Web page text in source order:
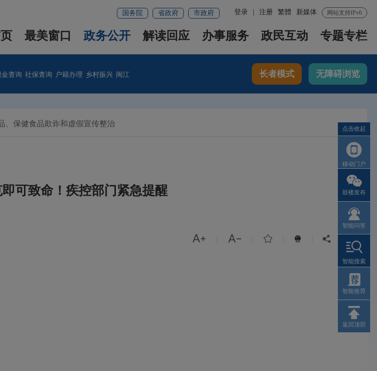
网站支持IPv6
新媒体
繁體
登录 注册
国务院 省政府 市政府
最美窗口 政务公开 解读回应 办事服务 政民互动 专题专栏
金查询 社保查询 户籍办理 乡村振兴 闽江 长者模式 无障碍浏览
、保健食品欺诈和虚假宣传整治
即可致命！疾控部门紧急提醒
    
点击收起
移动门户
鼓楼发布
智能问答
智能搜索
智能推荐
返回顶部